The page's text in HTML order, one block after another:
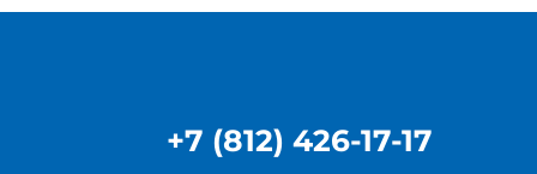
+7 (812) 426-17-17